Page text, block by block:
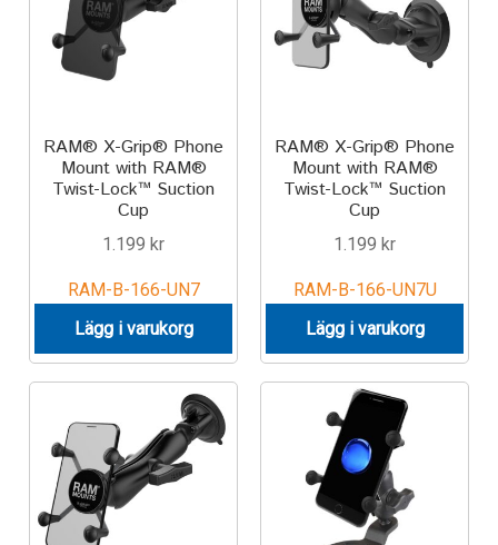
RAM® X-Grip® Phone
Mount with RAM®
Twist-Lock™ Suction
Cup
1.199 kr
RAM-B-166-UN7
Lägg i varukorg
RAM® X-Grip® Phone
Mount with RAM®
Twist-Lock™ Suction
Cup
1.199 kr
RAM-B-166-UN7U
Lägg i varukorg